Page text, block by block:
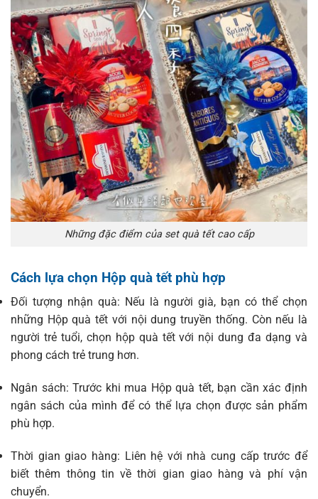
Những đặc điểm của set quà tết cao cấp
Cách lựa chọn Hộp quà tết phù hợp
Đối tượng nhận quà: Nếu là người già, bạn có thể chọn
những Hộp quà tết với nội dung truyền thống. Còn nếu là
người trẻ tuổi, chọn hộp quà tết với nội dung đa dạng và
phong cách trẻ trung hơn.
Ngân sách: Trước khi mua Hộp quà tết, bạn cần xác định
ngân sách của mình để có thể lựa chọn được sản phẩm
phù hợp.
Thời gian giao hàng: Liên hệ với nhà cung cấp trước để
biết thêm thông tin về thời gian giao hàng và phí vận
chuyển.